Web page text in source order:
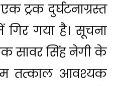
ट्रक दुर्घटनाग्रस्त
गिर गया है। सूचना
सावर सिंह नेगी के
तत्काल आवश्यक